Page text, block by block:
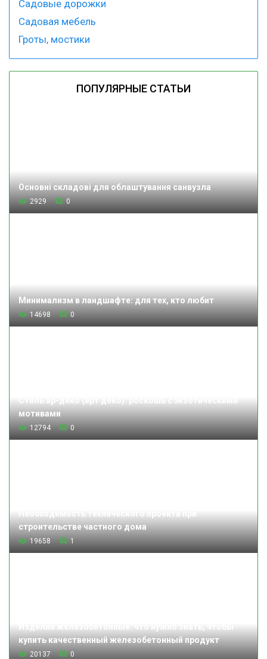
Садовые дорожки
Садовая мебель
Гроты, мостики
ПОПУЛЯРНЫЕ СТАТЬИ
Основні складові для облаштування санвузла
2929 0
Минимализм в ландшафте: для тех, кто любит
14698 0
мотивами
12794 0
строительстве частного дома
19658 1
купить качественный железобетонный продукт
20137 0